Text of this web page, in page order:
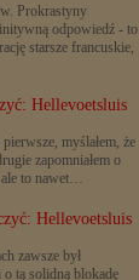
Prokrastyny
odpowiedź - to
starsze francuskie,
Hellevoetsluis
myślałem, że
zapomniałem o
ale to nawet…
Hellevoetsluis
zawsze był
tą solidną blokadę